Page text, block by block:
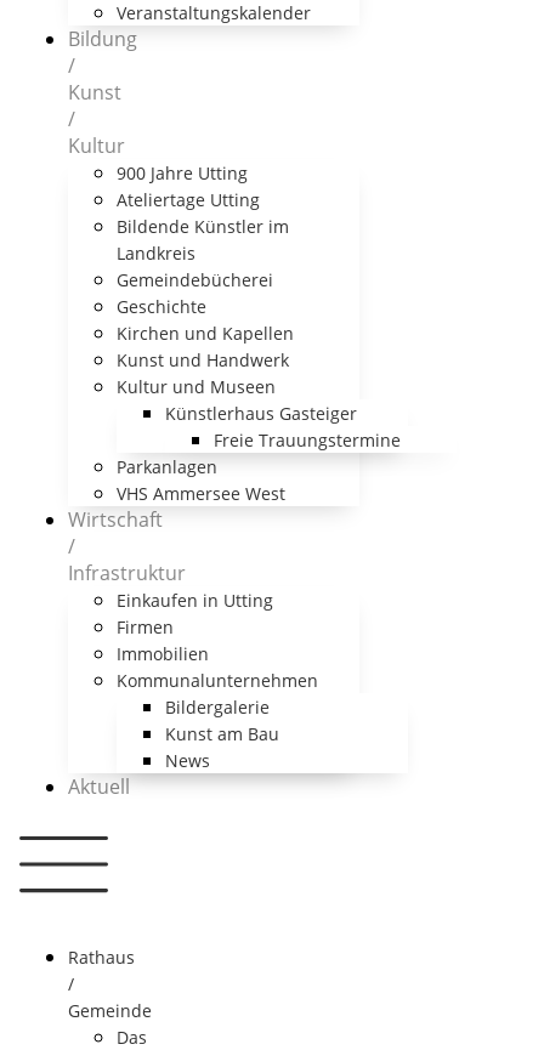
Veranstaltungskalender
Bildung
/
Kunst
/
Kultur
900 Jahre Utting
Ateliertage Utting
Bildende Künstler im
Landkreis
Gemeindebücherei
Geschichte
Kirchen und Kapellen
Kunst und Handwerk
Kultur und Museen
Künstlerhaus Gasteiger
Freie Trauungstermine
Parkanlagen
VHS Ammersee West
Wirtschaft
/
Infrastruktur
Einkaufen in Utting
Firmen
Immobilien
Kommunalunternehmen
Bildergalerie
Kunst am Bau
News
Aktuell
Rathaus
/
Gemeinde
Das